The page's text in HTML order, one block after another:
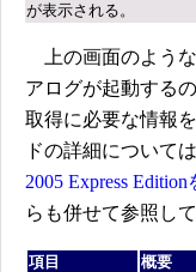
が表示される。
上の画面のよう
アログが起動する
取得に必要な情報
ドの詳細について
2005 Express
らも併せて参照し
項目 概要